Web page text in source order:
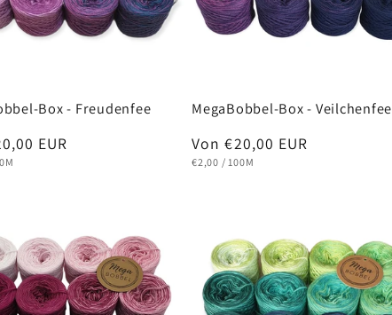
Box - Freudenfee
EUR
MegaBobbel-Box - Veilchenfee
Normaler
Preis
Von €20,00 EUR
GRUNDPREIS
€2,00 / PRO
100M